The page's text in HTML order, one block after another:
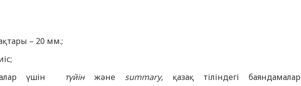
– 20 мм.;
үшін
түйінжәне summary, қазақ тіліндегі баяндамалар